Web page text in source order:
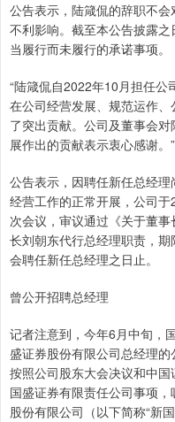
公告表示，陆箴侃的辞职不
不利影响。截至本公告披露
当履行而未履行的承诺事项。
“陆箴侃自2022年10月担任公
在公司经营发展、规范运作
了突出贡献。公司及董事会
展作出的贡献表示衷心感谢。”
公告表示，因聘任新任总经
经营工作的正常开展，公司
次会议，审议通过《关于董
长刘朝东代行总经理职责，
会聘任新任总经理之日止。
曾公开招聘总经理
记者注意到，今年6月中旬，
盛证券股份有限公司总经理
按照公司股东大会决议和中
国盛证券有限责任公司事项
股份有限公司（以下简称“新国